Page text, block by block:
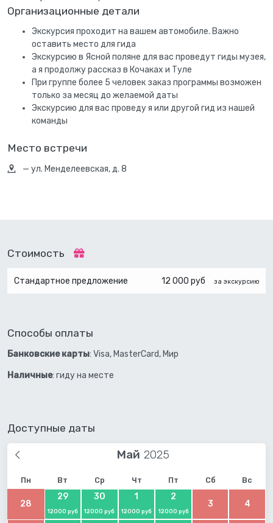
Организационные детали
Экскурсия проходит на вашем автомобиле. Важно
оставить место для гида
Экскурсию в Ясной поляне для вас проведут гиды музея,
а я продолжу рассказ в Кочаках и Туле
При группе более 5 человек заказ программы возможен
только за месяц до желаемой даты
Экскурсию для вас проведу я или другой гид из нашей
команды
Место встречи
— ул. Менделеевская, д. 8
Стоимость
Стандартное предложение 12 000 руб за экскурсию
Способы оплаты
Банковские карты: Visa, MasterCard, Мир
Наличные: гиду на месте
Доступные даты
Май
Пн Вт Ср Чт Пт Сб Вс
28
29
12000 руб
30
12000 руб
1
12000 руб
2
12000 руб
3 4